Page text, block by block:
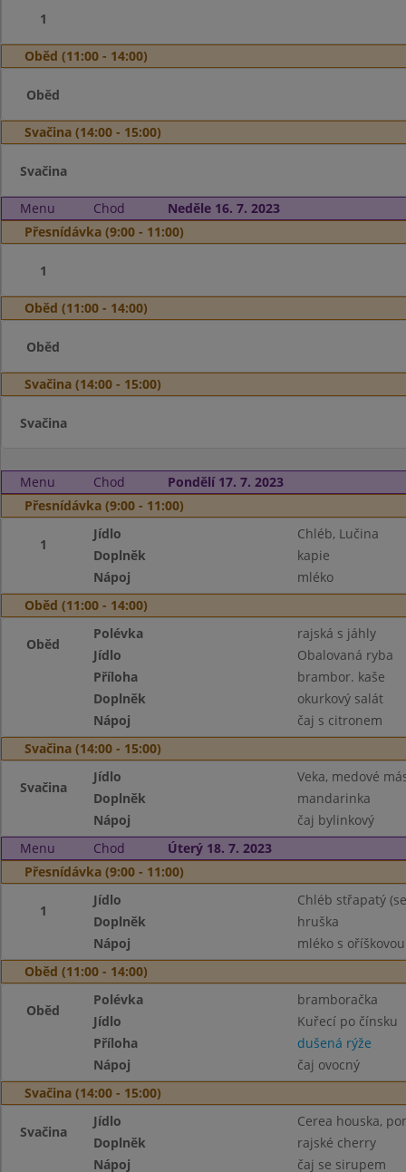
1
Oběd (11:00 - 14:00)
Oběd
Svačina (14:00 - 15:00)
Svačina
Menu Chod
Neděle 16. 7. 2023
Přesnídávka (9:00 - 11:00)
1
Oběd (11:00 - 14:00)
Oběd
Svačina (14:00 - 15:00)
Svačina
Menu Chod
Pondělí 17. 7. 2023
Přesnídávka (9:00 - 11:00)
1
Jídlo
Chléb, Lučina
Doplněk
kapie
Nápoj
mléko
Oběd (11:00 - 14:00)
Oběd
Polévka
rajská s jáhly
Jídlo
Obalovaná ryba
Příloha
brambor. kaše
Doplněk
okurkový salát
Nápoj
čaj s citronem
Svačina (14:00 - 15:00)
Svačina
Jídlo
Veka, medové
Doplněk
mandarinka
Nápoj
čaj bylinkový
Menu
Chod
Úterý 18. 7. 2023
Přesnídávka (9:00 - 11:00)
1
Jídlo
Chléb střapatý
Doplněk
hruška
Nápoj
mléko s
Oběd (11:00 - 14:00)
Oběd
Polévka
bramboračka
Jídlo
Kuřecí po čínsku
Příloha
dušená rýže
Nápoj
čaj ovocný
Svačina (14:00 - 15:00)
Svačina
Jídlo
Cerea houska,
Doplněk
rajské cherry
Nápoj
čaj se sirupem